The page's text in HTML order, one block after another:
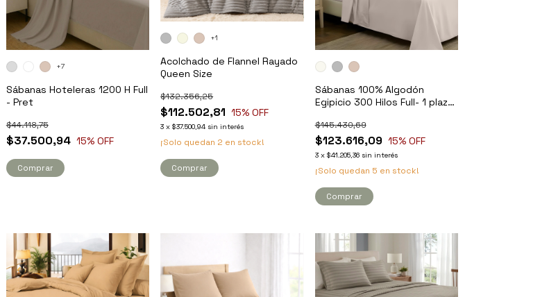
Sábanas Hoteleras 1200 H Full
- Pret
$37.500,94
$44.118,75
15% OFF
+7
Comprar
Acolchado de Flannel Rayado
Queen Size
$112.502,81
$132.356,25
15% OFF
3 x$37.500,94 sin interés
¡Solo quedan 2 en stock!
+1
Comprar
Sábanas 100% Algodón
Egipicio 300 Hilos Full- 1 plaza
$123.616,09
$145.430,69
15% OFF
3 x $41.205,36 sin interés
¡Solo quedan 5 en stock!
Comprar